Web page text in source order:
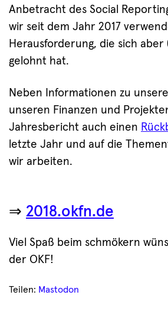
Anbetracht des Social
wir seit dem Jahr 2017
Herausforderung, die sich aber
gelohnt hat.
Neben Informationen zu
unseren Finanzen und
Jahresbericht auch einen
letzte Jahr und auf die
wir arbeiten.
⇒ 2018.okfn.de
Viel Spaß beim schmökern
der OKF!
Teilen: Mastodon